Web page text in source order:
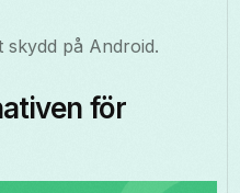
skydd på Android.
för